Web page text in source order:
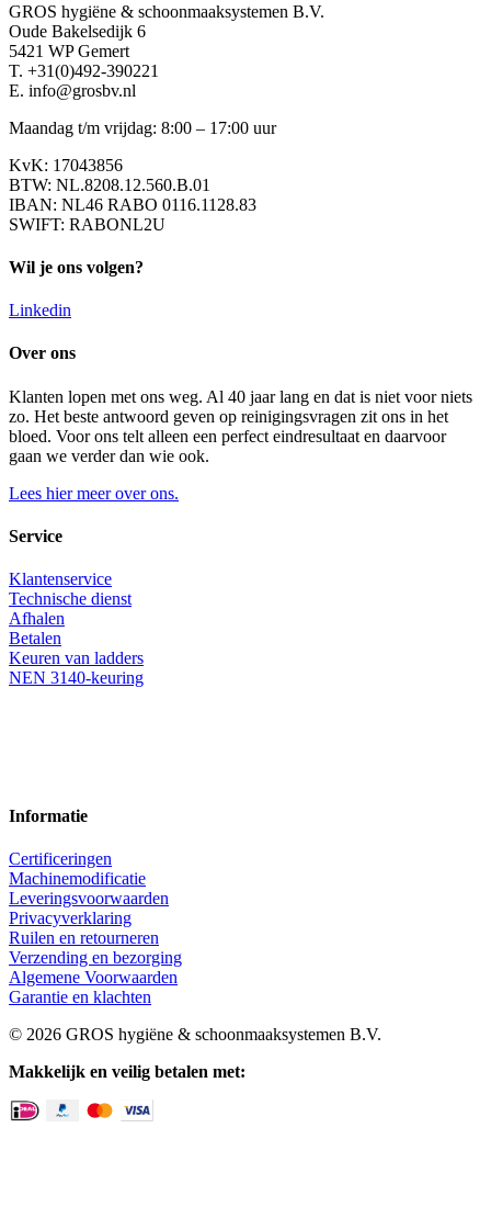
GROS hygiëne & schoonmaaksystemen B.V.
Oude Bakelsedijk 6
5421 WP Gemert
T. +31(0)492-390221
E. info@grosbv.nl
Maandag t/m vrijdag: 8:00 – 17:00 uur
KvK: 17043856
BTW: NL.8208.12.560.B.01
IBAN: NL46 RABO 0116.1128.83
SWIFT: RABONL2U
Wil je ons volgen?
Linkedin
Over ons
Klanten lopen met ons weg. Al 40 jaar lang en dat is niet voor niets
zo. Het beste antwoord geven op reinigingsvragen zit ons in het
bloed. Voor ons telt alleen een perfect eindresultaat en daarvoor
gaan we verder dan wie ook.
Lees hier meer over ons.
Service
Klantenservice
Technische dienst
Afhalen
Betalen
Keuren van ladders
NEN 3140-keuring
Informatie
Certificeringen
Machinemodificatie
Leveringsvoorwaarden
Privacyverklaring
Ruilen en retourneren
Verzending en bezorging
Algemene Voorwaarden
Garantie en klachten
© 2026 GROS hygiëne & schoonmaaksystemen B.V.
Makkelijk en veilig betalen met: